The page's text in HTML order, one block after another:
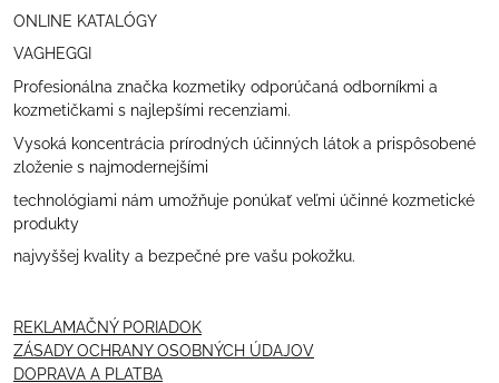
ONLINE KATALÓGY
VAGHEGGI
Profesionálna značka kozmetiky odporúčaná odborníkmi a
kozmetičkami s najlepšími recenziami.
Vysoká koncentrácia prírodných účinných látok a prispôsobené
zloženie s najmodernejšími
technológiami nám umožňuje ponúkať veľmi účinné kozmetické
produkty
najvyššej kvality a bezpečné pre vašu pokožku.
REKLAMAČNÝ PORIADOK
ZÁSADY OCHRANY OSOBNÝCH ÚDAJOV
DOPRAVA A PLATBA